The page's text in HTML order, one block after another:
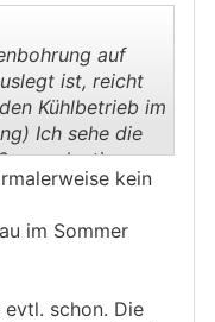
auf
ist, reicht
Kühlbetrieb im
Ich sehe die
geplant)
kein
im Sommer
evtl. schon. Die